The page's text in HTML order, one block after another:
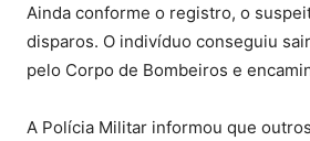
Ainda conforme o registro, o
disparos. O indivíduo conseguiu
pelo Corpo de Bombeiros e
A Polícia Militar informou que